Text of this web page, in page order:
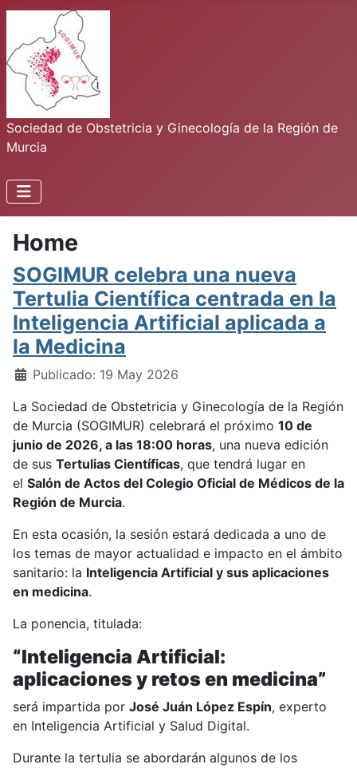
Sociedad de Obstetricia y Ginecología de la Región de
Murcia
Home
SOGIMUR celebra una nueva
Tertulia Científica centrada en la
Inteligencia Artificial aplicada a
la Medicina
Detalles
Publicado: 19 May 2026
La Sociedad de Obstetricia y Ginecología de la Región
de Murcia (SOGIMUR) celebrará el próximo 10 de
junio de 2026, a las 18:00 horas, una nueva edición
de sus Tertulias Científicas, que tendrá lugar en
el Salón de Actos del Colegio Oficial de Médicos de la
Región de Murcia.
En esta ocasión, la sesión estará dedicada a uno de
los temas de mayor actualidad e impacto en el ámbito
sanitario: la Inteligencia Artificial y sus aplicaciones
en medicina.
La ponencia, titulada:
“Inteligencia Artificial:
aplicaciones y retos en medicina”
será impartida por José Juán López Espín, experto
en Inteligencia Artificial y Salud Digital.
Durante la tertulia se abordarán algunos de los